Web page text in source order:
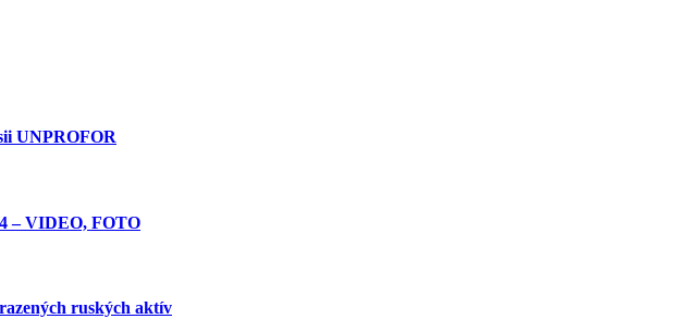
UNPROFOR
– VIDEO, FOTO
ruských aktív